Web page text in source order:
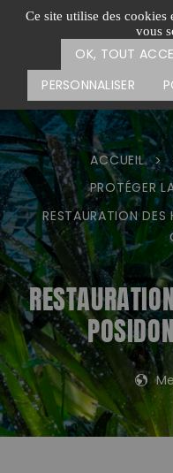
Ce site utilise des cookies
vous
OK, TOUT
PERSONNALISER
Passer
CARTE DES
ACCUEIL >
PROTÉGER
RESTAURATION DES